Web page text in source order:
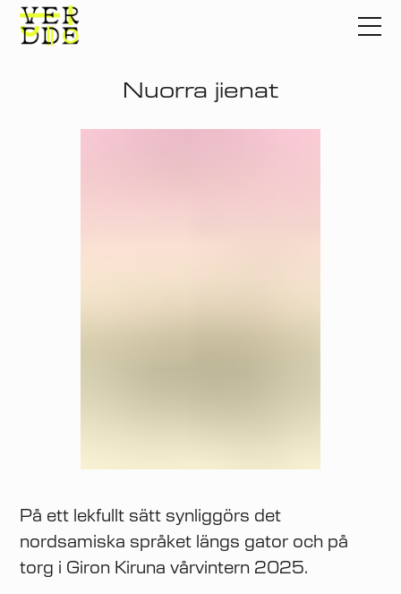
Nuorra jienat
På ett lekfullt sätt synliggörs det
nordsamiska språket längs gator och på
torg i Giron Kiruna vårvintern 2025.